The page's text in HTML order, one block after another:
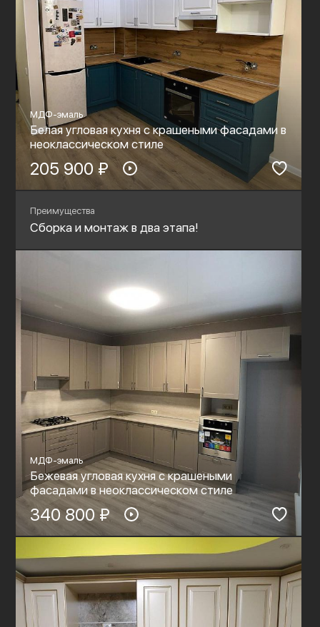
МДФ-эмаль
Белая угловая кухня с крашеными фасадами в
неоклассическом стиле
205 900 ₽
Преимущества
Сборка и монтаж в два этапа!
МДФ-эмаль
Бежевая угловая кухня с крашеными
фасадами в неоклассическом стиле
340 800 ₽